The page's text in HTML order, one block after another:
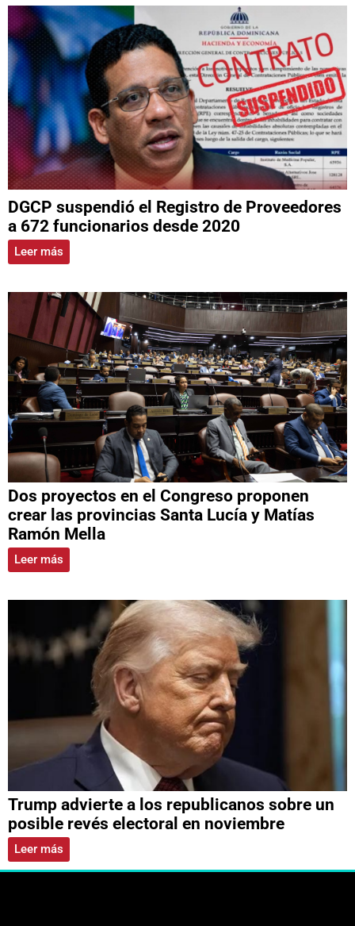
DGCP suspendió el Registro de Proveedores
a 672 funcionarios desde 2020
Leer más
Dos proyectos en el Congreso proponen
crear las provincias Santa Lucía y Matías
Ramón Mella
Leer más
Trump advierte a los republicanos sobre un
posible revés electoral en noviembre
Leer más